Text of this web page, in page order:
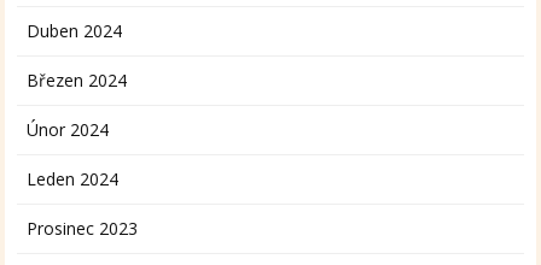
Duben 2024
Březen 2024
Únor 2024
Leden 2024
Prosinec 2023